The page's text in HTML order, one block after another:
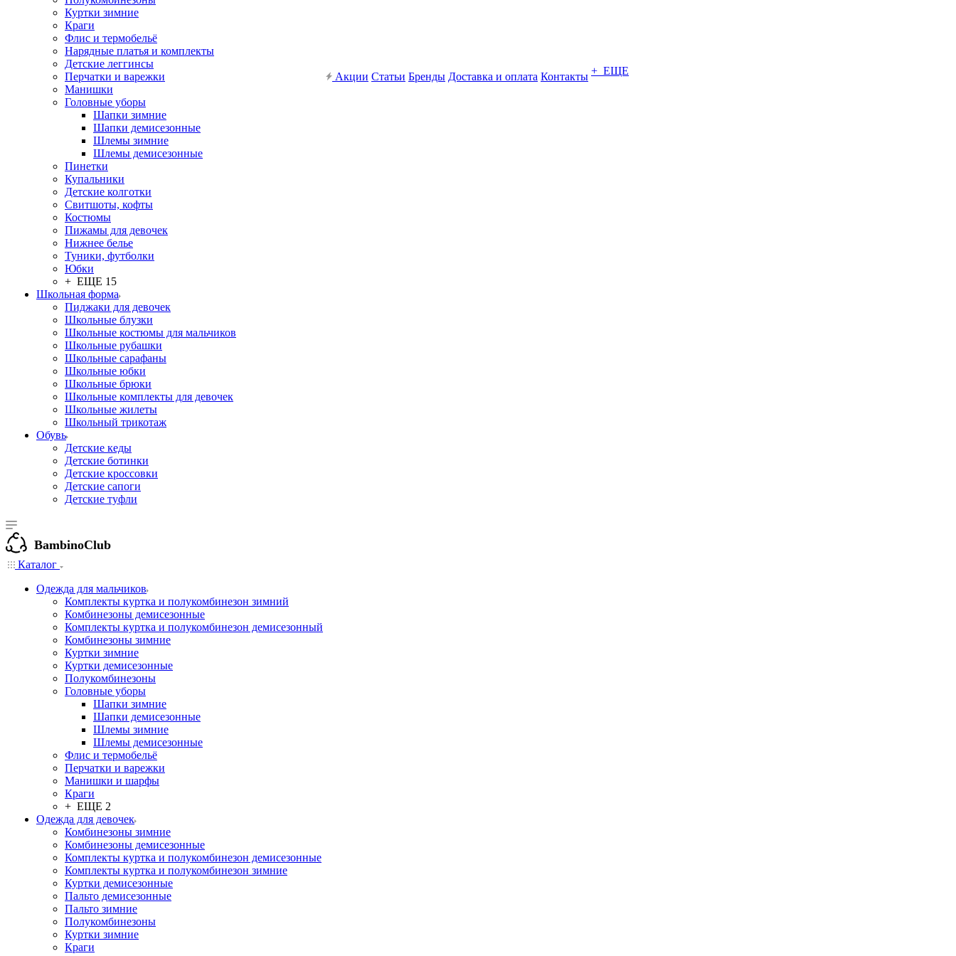
Куртки зимние
Краги
Флис и термобельё
Нарядные платья и комплекты
Детские леггинсы
Перчатки и варежки
Манишки
Головные уборы
Шапки зимние
Шапки демисезонные
Шлемы зимние
Шлемы демисезонные
Пинетки
Купальники
Детские колготки
Свитшоты, кофты
Костюмы
Пижамы для девочек
Нижнее белье
Туники, футболки
Юбки
+ ЕЩЕ 15
Школьная форма
Пиджаки для девочек
Школьные блузки
Школьные костюмы для мальчиков
Школьные рубашки
Школьные сарафаны
Школьные юбки
Школьные брюки
Школьные комплекты для девочек
Школьные жилеты
Школьный трикотаж
Обувь
Детские кеды
Детские ботинки
Детские кроссовки
Детские сапоги
Детские туфли
Акции Статьи Бренды Доставка и оплата Контакты + ЕЩЕ
BambinoClub
Каталог
Одежда для мальчиков
Комплекты куртка и полукомбинезон зимний
Комбинезоны демисезонные
Комплекты куртка и полукомбинезон демисезонный
Комбинезоны зимние
Куртки зимние
Куртки демисезонные
Полукомбинезоны
Головные уборы
Шапки зимние
Шапки демисезонные
Шлемы зимние
Шлемы демисезонные
Флис и термобельё
Перчатки и варежки
Манишки и шарфы
Краги
+ ЕЩЕ 2
Одежда для девочек
Комбинезоны зимние
Комбинезоны демисезонные
Комплекты куртка и полукомбинезон демисезонные
Комплекты куртка и полукомбинезон зимние
Куртки демисезонные
Пальто демисезонные
Пальто зимние
Полукомбинезоны
Куртки зимние
Краги